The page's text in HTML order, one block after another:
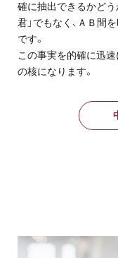
確に抽出できるかどう
君」でもなく、ＡＢ間
です。
この事実を的確に迅
の核になります。